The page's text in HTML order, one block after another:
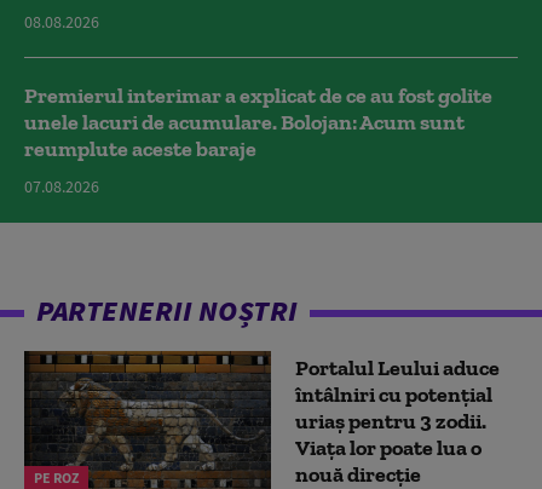
08.08.2026
Premierul interimar a explicat de ce au fost golite
unele lacuri de acumulare. Bolojan: Acum sunt
reumplute aceste baraje
07.08.2026
PARTENERII NOȘTRI
PE ROZ
Portalul Leului aduce
întâlniri cu potențial
uriaș pentru 3 zodii.
Viața lor poate lua o
nouă direcție